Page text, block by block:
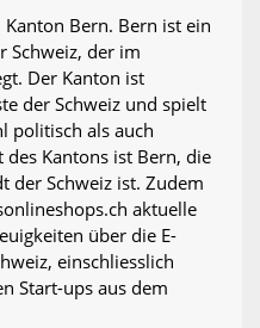
Bern. Bern ist ein
Schweiz, der im
Der Kanton ist
der Schweiz und spielt
politisch als auch
Kantons ist Bern, die
der Schweiz ist. Zudem
aktuelle
über die E-
einschliesslich
Start-ups aus dem